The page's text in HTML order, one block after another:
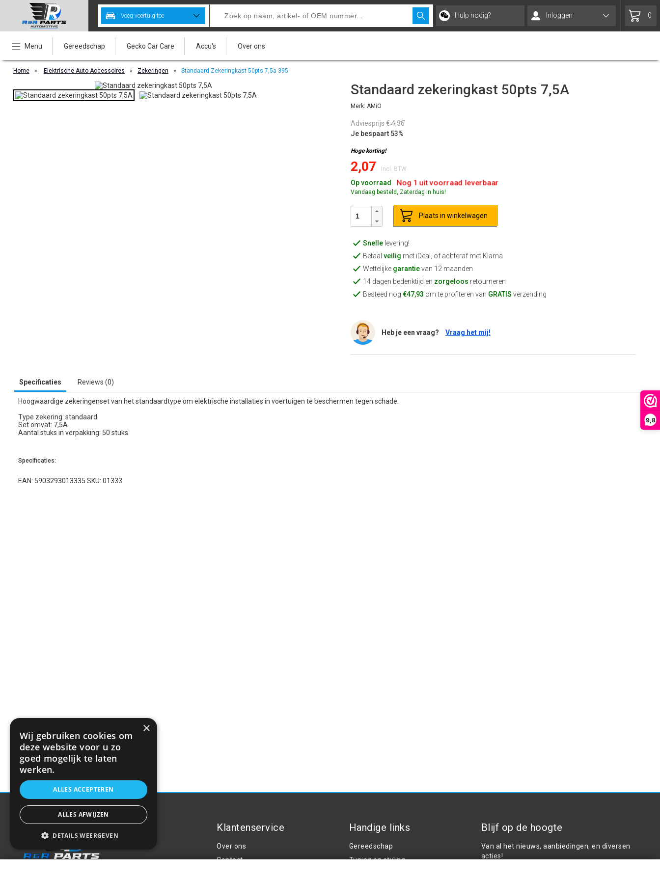
9,8
Voeg voertuig toe Hulp nodig? Inloggen 0
Menu Gereedschap Gecko Car Care Accu's Over ons
Home » Elektrische Auto Accessoires » Zekeringen » Standaard Zekeringkast 50pts 7,5a 395
Standaard zekeringkast 50pts 7,5A
Merk: AMiO
Adviesprijs € 4,36
Je bespaart 53%
Hoge korting!
2,07 Incl. BTW
Op voorraad Nog 1 uit voorraad leverbaar
Vandaag besteld, Zaterdag in huis!
Plaats in winkelwagen
Snellelevering!
Betaal veilig met iDeal, of achteraf met Klarna
Wettelijke garantievan 12 maanden
14 dagen bedenktijd en zorgeloos retourneren
Besteed nog €47,93 om te profiteren van GRATIS verzending
Heb je een vraag? Vraag het mij!
Specificaties Reviews (0)
Hoogwaardige zekeringenset van het standaardtype om elektrische installaties in voertuigen te beschermen tegen schade.
Type zekering: standaard
Set omvat: 7,5A
Aantal stuks in verpakking: 50 stuks
Specificaties:
EAN: 5903293013335 SKU: 01333
Klantenservice
Over ons
Contact
Handige links
Gereedschap
Tuning en styling
Blijf op de hoogte
Van al het nieuws, aanbiedingen, en diversen
acties!
×
Wij gebruiken cookies om
deze website voor u zo
goed mogelijk te laten
werken.
ALLES ACCEPTEREN
ALLES AFWIJZEN
DETAILS WEERGEVEN